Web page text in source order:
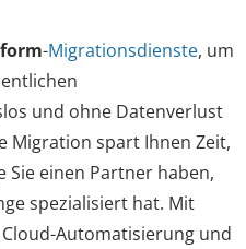
-Migrationsdienste, um
und ohne Datenverlust
Migration spart Ihnen Zeit,
Sie einen Partner haben,
spezialisiert hat. Mit
Automatisierung und